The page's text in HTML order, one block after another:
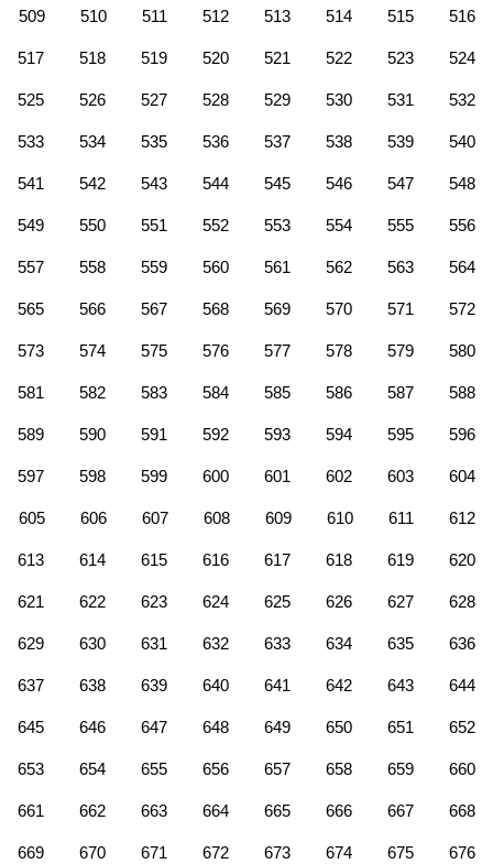
509 510 511 512 513 514 515 516
517 518 519 520 521 522 523 524
525 526 527 528 529 530 531 532
533 534 535 536 537 538 539 540
541 542 543 544 545 546 547 548
549 550 551 552 553 554 555 556
557 558 559 560 561 562 563 564
565 566 567 568 569 570 571 572
573 574 575 576 577 578 579 580
581 582 583 584 585 586 587 588
589 590 591 592 593 594 595 596
597 598 599 600 601 602 603 604
605 606 607 608 609 610 611 612
613 614 615 616 617 618 619 620
621 622 623 624 625 626 627 628
629 630 631 632 633 634 635 636
637 638 639 640 641 642 643 644
645 646 647 648 649 650 651 652
653 654 655 656 657 658 659 660
661 662 663 664 665 666 667 668
669 670 671 672 673 674 675 676